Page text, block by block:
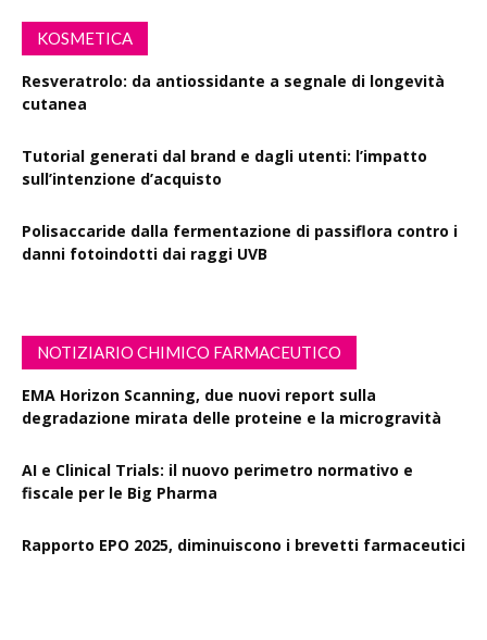
KOSMETICA
Resveratrolo: da antiossidante a segnale di longevità
cutanea
Tutorial generati dal brand e dagli utenti: l’impatto
sull’intenzione d’acquisto
Polisaccaride dalla fermentazione di passiflora contro i
danni fotoindotti dai raggi UVB
NOTIZIARIO CHIMICO FARMACEUTICO
EMA Horizon Scanning, due nuovi report sulla
degradazione mirata delle proteine e la microgravità
AI e Clinical Trials: il nuovo perimetro normativo e
fiscale per le Big Pharma
Rapporto EPO 2025, diminuiscono i brevetti farmaceutici